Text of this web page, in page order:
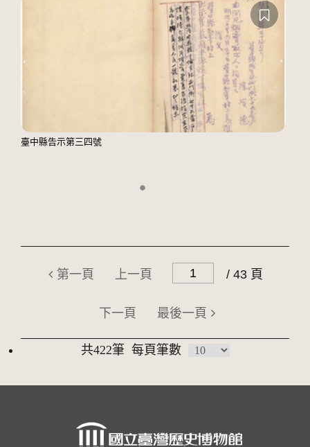
臺中縣告示第三四號
第一頁 上一頁 / 43 頁
下一頁 最後一頁
共422筆 每頁筆數